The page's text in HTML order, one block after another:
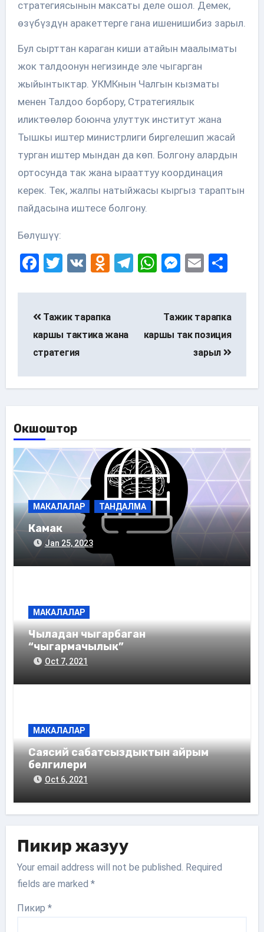
стратегиясынын максаты деле ошол. Демек,
өзүбүздүн аракеттерге гана ишенишибиз зарыл.
Бул сырттан караган киши атайын маалыматы
жок талдоонун негизинде эле чыгарган
жыйынтыктар. УКМКнын Чалгын кызматы
менен Талдоо борбору, Стратегиялык
иликтөөлөр боюнча улуттук институт жана
Тышкы иштер министрлиги биргелешип жасай
турган иштер мындан да көп. Болгону алардын
ортосунда так жана ырааттуу координация
керек. Тек, жалпы натыйжасы кыргыз тараптын
пайдасына иштесе болгону.
Бөлүшүү:
Facebook
Twitter
VKOdnoklassniki
Telegram
WhatsApp
Email
navigation
Тажик тарапка
каршы тактика жана
стратегия
Тажик тарапка
каршы так позиция
зарыл
Окшоштор
МАКАЛАЛАР ТАНДАЛМА
Камак
Jan 25, 2023
МАКАЛАЛАР
Чыладан чыгарбаган
“чыгармачылык”
Oct 7, 2021
МАКАЛАЛАР
Саясий сабатсыздыктын айрым
белгилери
Oct 6, 2021
Пикир жазуу
Your email address will not be published. Required
fields are marked*
Пикир*